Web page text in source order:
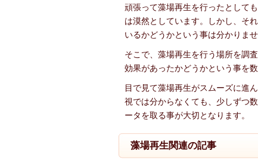
頑張って藻場再生を行ったとして
は漠然としています。しかし、そ
いるかどうかという事は分かりませ
そこで、藻場再生を行う場所を調
効果があったかどうかという事を
目で見て藻場再生がスムーズに進
視では分からなくても、少しずつ
ータを取る事が大切となります。
藻場再生関連の記事